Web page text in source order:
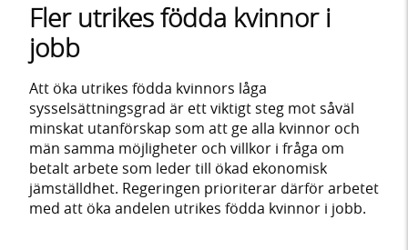
framträder
en
lista
med
sökförslag
Fler utrikes födda kvinnor i
jobb
Att öka utrikes födda kvinnors låga
sysselsättningsgrad är ett viktigt steg mot såväl
minskat utanförskap som att ge alla kvinnor och
män samma möjligheter och villkor i fråga om
betalt arbete som leder till ökad ekonomisk
jämställdhet. Regeringen prioriterar därför arbetet
med att öka andelen utrikes födda kvinnor i jobb.